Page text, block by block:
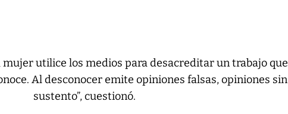
mujer utilice los medios para desacreditar un trabajo que
Al desconocer emite opiniones falsas, opiniones sin
sustento”, cuestionó.